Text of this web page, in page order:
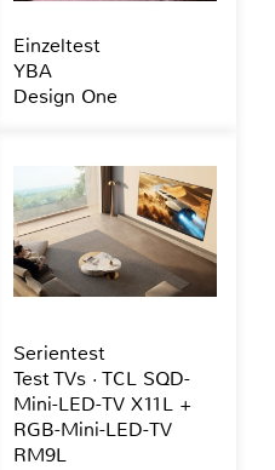
Einzeltest
YBA
Design One
Serientest
Test TVs · TCL SQD-
Mini-LED-TV X11L +
RGB-Mini-LED-TV
RM9L